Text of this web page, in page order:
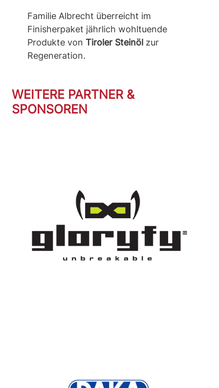
Familie Albrecht überreicht im
Finisherpaket jährlich wohltuende
Produkte von Tiroler Steinöl zur
Regeneration.
WEITERE PARTNER &
SPONSOREN